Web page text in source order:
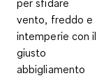
per sfidare
vento, freddo e
intemperie con il
giusto
abbigliamento